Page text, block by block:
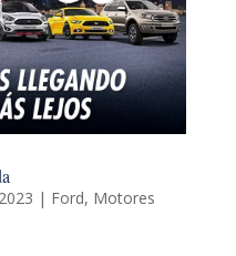
| Ford, Motores